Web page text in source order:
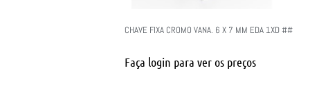
CHAVE FIXA CROMO VANA. 6 X 7 MM EDA 1XD ##
Faça login para ver os preços